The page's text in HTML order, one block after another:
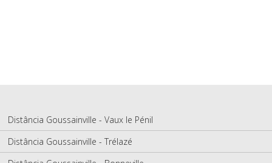
Distância Goussainville - Vaux le Pénil
Distância Goussainville - Trélazé